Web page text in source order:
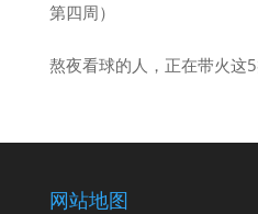
第四周）
熬夜看球的人，正在带火这
网站地图